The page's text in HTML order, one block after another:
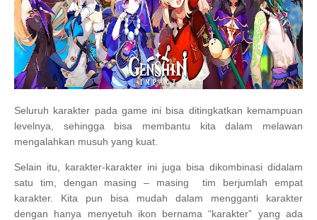
Seluruh karakter pada game ini bisa ditingkatkan kemampuan
levelnya, sehingga bisa membantu kita dalam melawan
mengalahkan musuh yang kuat.
Selain itu, karakter-karakter ini juga bisa dikombinasi didalam
satu tim, dengan masing – masing tim berjumlah empat
karakter. Kita pun bisa mudah dalam mengganti karakter
dengan hanya menyetuh ikon bernama “karakter” yang ada